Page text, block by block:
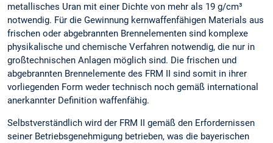
metallisches Uran mit einer Dichte von mehr als 19 g/cm³
notwendig. Für die Gewinnung kernwaffenfähigen Materials aus
frischen oder abgebrannten Brennelementen sind komplexe
physikalische und chemische Verfahren notwendig, die nur in
großtechnischen Anlagen möglich sind. Die frischen und
abgebrannten Brennelemente des FRM II sind somit in ihrer
vorliegenden Form weder technisch noch gemäß international
anerkannter Definition waffenfähig.
Selbstverständlich wird der FRM II gemäß den Erfordernissen
seiner Betriebsgenehmigung betrieben, was die bayerischen